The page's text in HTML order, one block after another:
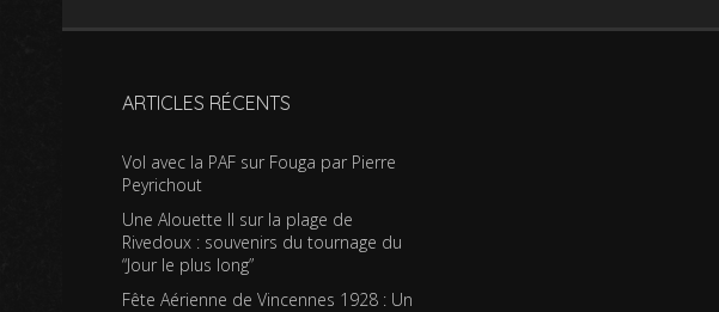
ARTICLES RÉCENTS
Vol avec la PAF sur Fouga par Pierre
Peyrichout
Une Alouette II sur la plage de
Rivedoux : souvenirs du tournage du
“Jour le plus long”
Fête Aérienne de Vincennes 1928 : Un